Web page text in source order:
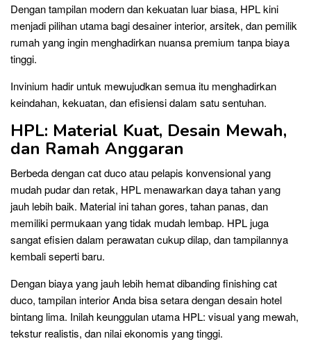
Dengan tampilan modern dan kekuatan luar biasa, HPL kini
menjadi pilihan utama bagi desainer interior, arsitek, dan pemilik
rumah yang ingin menghadirkan nuansa premium tanpa biaya
tinggi.
Invinium hadir untuk mewujudkan semua itu menghadirkan
keindahan, kekuatan, dan efisiensi dalam satu sentuhan.
HPL: Material Kuat, Desain Mewah,
dan Ramah Anggaran
Berbeda dengan cat duco atau pelapis konvensional yang
mudah pudar dan retak, HPL menawarkan daya tahan yang
jauh lebih baik. Material ini tahan gores, tahan panas, dan
memiliki permukaan yang tidak mudah lembap. HPL juga
sangat efisien dalam perawatan cukup dilap, dan tampilannya
kembali seperti baru.
Dengan biaya yang jauh lebih hemat dibanding finishing cat
duco, tampilan interior Anda bisa setara dengan desain hotel
bintang lima. Inilah keunggulan utama HPL: visual yang mewah,
tekstur realistis, dan nilai ekonomis yang tinggi.